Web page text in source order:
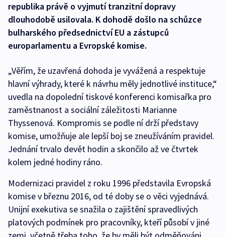
republika právě o vyjmutí tranzitní dopravy
dlouhodobě usilovala. K dohodě došlo na schůzce
bulharského předsednictví EU a zástupců
europarlamentu a Evropské komise.
„Věřím, že uzavřená dohoda je vyvážená a respektuje
hlavní výhrady, které k návrhu měly jednotlivé instituce,“
uvedla na dopolední tiskové konferenci komisařka pro
zaměstnanost a sociální záležitosti Marianne
Thyssenová. Kompromis se podle ní drží představy
komise, umožňuje ale lepší boj se zneužíváním pravidel.
Jednání trvalo devět hodin a skončilo až ve čtvrtek
kolem jedné hodiny ráno.
Modernizaci pravidel z roku 1996 představila Evropská
komise v březnu 2016, od té doby se o věci vyjednává.
Unijní exekutiva se snažila o zajištění spravedlivých
platových podmínek pro pracovníky, kteří působí v jiné